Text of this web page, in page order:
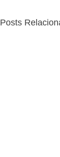
Posts